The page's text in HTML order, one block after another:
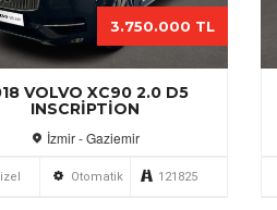
VOLVO XC90 2.0 D5
INSCRIPTION
İzmir - Gaziemir
3.750.000 TL
Otomatik 121825